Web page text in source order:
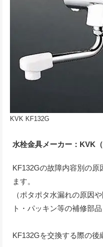
KVK KF132G
水栓金具メーカー：KVK（
KF132Gの故障内容別の原
ます。
（ポタポタ水漏れの原因
ト・パッキン等の補修部品
KF132Gを交換する際の後